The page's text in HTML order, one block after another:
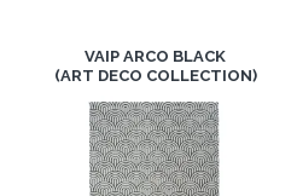
VAIP ARCO BLACK
(ART DECO COLLECTION)